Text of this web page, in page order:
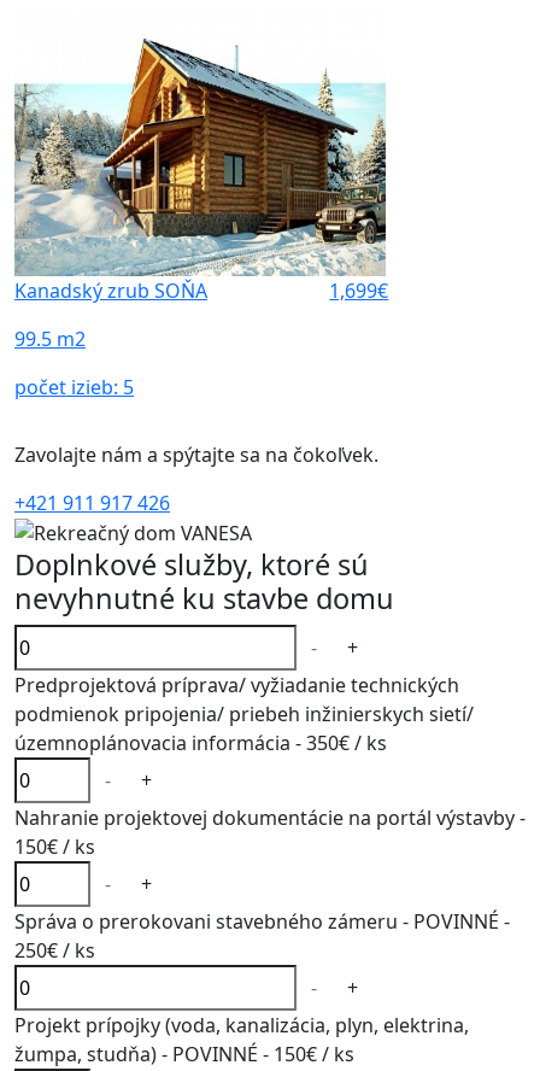
Kanadský zrub SOŇA
1,699€
99.5 m2
počet izieb: 5
Zavolajte nám a spýtajte sa na čokoľvek.
+421 911 917 426
Doplnkové služby, ktoré sú
nevyhnutné ku stavbe domu
-
+
Predprojektová príprava/ vyžiadanie technických
podmienok pripojenia/ priebeh inžinierskych sietí/
územnoplánovacia informácia -350€/ ks
-
+
Nahranie projektovej dokumentácie na portál výstavby -
150€/ ks
-
+
Správa o prerokovani stavebného zámeru - POVINNÉ -
250€/ ks
-
+
Projekt prípojky (voda, kanalizácia, plyn, elektrina,
žumpa, studňa) - POVINNÉ - 150€/ ks